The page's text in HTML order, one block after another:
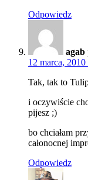
Odpowiedz
agab
12 marca,
Tak, tak to
i oczywiście
pijesz ;)
bo chciałam
całonocnej
Odpowiedz